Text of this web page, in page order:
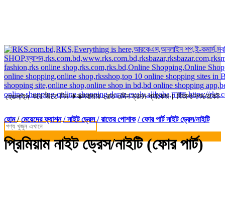
হেডলাইন
করে জিতে নিন ✈কক্সবাজার ২রাত ৩দিন ভ্রমন প্যাকেজ। বিকাশ/নগদ/রকেট-এ
হোম/মেয়েদের ফ্যাশন / নাইট ড্রেস / রাতের পোশাক / ফোর পার্ট নাইট ড্রেস/নাইটি
প্রিমিয়াম নাইট ড্রেস/নাইটি (ফোর পার্ট)